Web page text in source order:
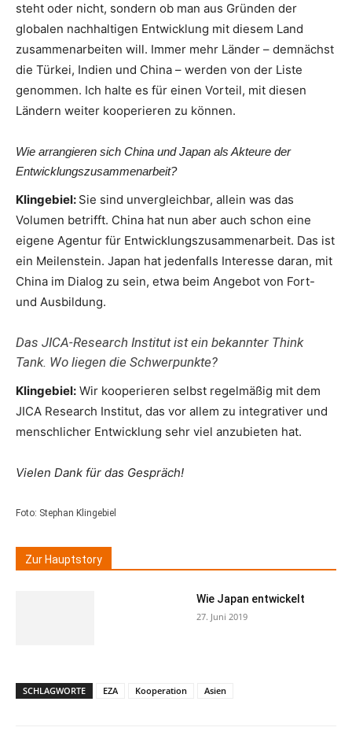
steht oder nicht, sondern ob man aus Gründen der
globalen nachhaltigen Entwicklung mit diesem Land
zusammenarbeiten will. Immer mehr Länder – demnächst
die Türkei, Indien und China – werden von der Liste
genommen. Ich halte es für einen Vorteil, mit diesen
Ländern weiter kooperieren zu können.
Wie arrangieren sich China und Japan als Akteure der
Entwicklungszusammenarbeit?
Klingebiel: Sie sind unvergleichbar, allein was das
Volumen betrifft. China hat nun aber auch schon eine
eigene Agentur für Entwicklungszusammenarbeit. Das ist
ein Meilenstein. Japan hat jedenfalls Interesse daran, mit
China im Dialog zu sein, etwa beim Angebot von Fort-
und Ausbildung.
Das JICA-Research Institut ist ein bekannter Think
Tank. Wo liegen die Schwerpunkte?
Klingebiel: Wir kooperieren selbst regelmäßig mit dem
JICA Research Institut, das vor allem zu integrativer und
menschlicher Entwicklung sehr viel anzubieten hat.
Vielen Dank für das Gespräch!
Foto: Stephan Klingebiel
Zur Hauptstory
Wie Japan entwickelt
27. Juni 2019
SCHLAGWORTE EZA Kooperation Asien